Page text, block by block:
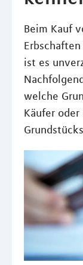
Beim Kauf
ist es
welche
Käufer oder